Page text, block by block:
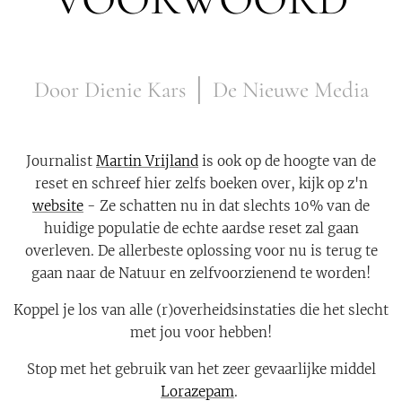
Door Dienie Kars │ De Nieuwe Media
Journalist Martin Vrijland is ook op de hoogte van de
reset en schreef hier zelfs boeken over, kijk op z'n
website - Ze schatten nu in dat slechts 10% van de
huidige populatie de echte aardse reset zal gaan
overleven. De allerbeste oplossing voor nu is terug te
gaan naar de Natuur en zelfvoorzienend te worden!
Koppel je los van alle (r)overheidsinstaties die het slecht
met jou voor hebben!
Stop met het gebruik van het zeer gevaarlijke middel
Lorazepam.